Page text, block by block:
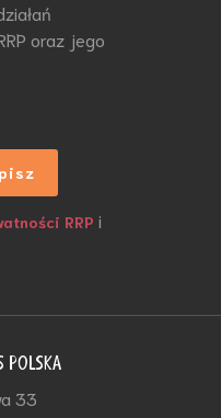
oraz jego
RRP i
POLSKA
33